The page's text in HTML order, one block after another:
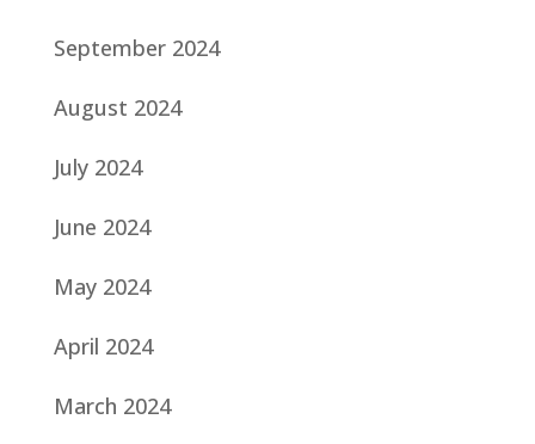
September 2024
August 2024
July 2024
June 2024
May 2024
April 2024
March 2024